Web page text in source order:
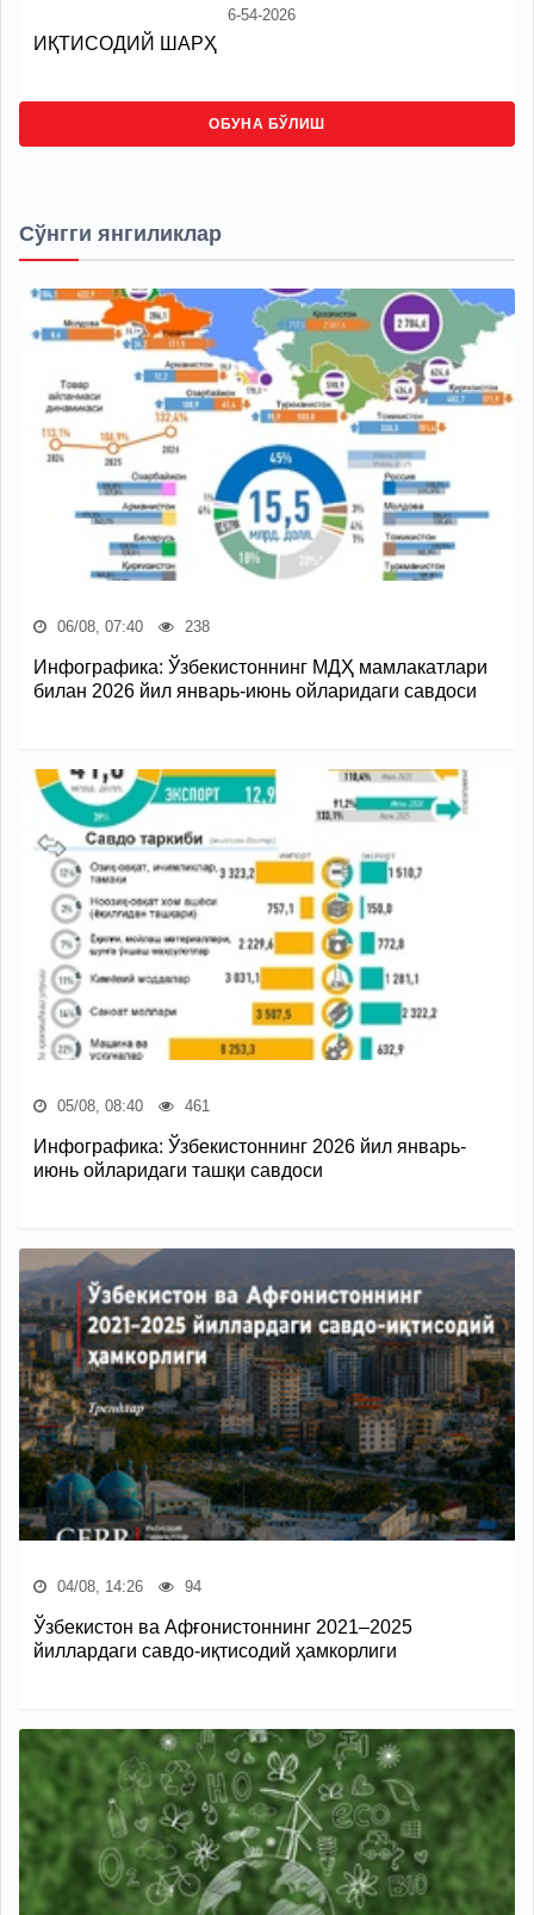
6-54-2026
ИҚТИСОДИЙ ШАРҲ
ОБУНА БЎЛИШ
Сўнгги янгиликлар
06/08, 07:40 238
Инфографика: Ўзбекистоннинг МДҲ мамлакатлари
билан 2026 йил январь-июнь ойларидаги савдоси
05/08, 08:40 461
Инфографика: Ўзбекистоннинг 2026 йил январь-
июнь ойларидаги ташқи савдоси
04/08, 14:26 94
Ўзбекистон ва Афғонистоннинг 2021–2025
йиллардаги савдо-иқтисодий ҳамкорлиги